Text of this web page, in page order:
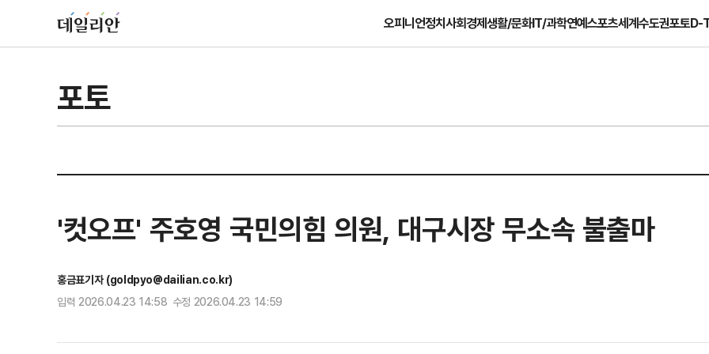
오피니언정치사회경제생활/문화IT/과학연예스포츠세계수도권포토D-
포토
'컷오프' 주호영 국민의힘 의원, 대구시장 무소속 불출마
홍금표기자 (goldpyo@dailian.co.kr)
입력 2026.04.23 14:58 수정 2026.04.23 14:59